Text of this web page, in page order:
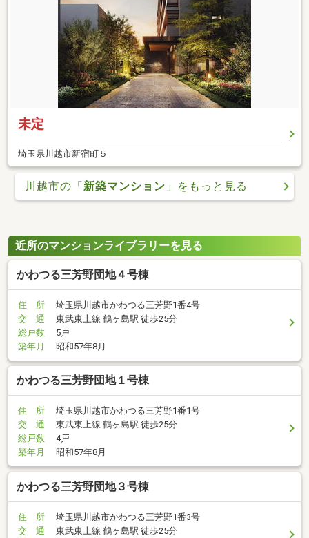
未定
埼玉県川越市新宿町５
川越市の「新築マンション 」をもっと見る
近所のマンションライブラリーを見る
かわつる三芳野団地４号棟
住 所
埼玉県川越市かわつる三芳野1番4号
交 通
東武東上線 鶴ヶ島駅 徒歩25分
総戸数
5戸
築年月
昭和57年8月
かわつる三芳野団地１号棟
住 所
埼玉県川越市かわつる三芳野1番1号
交 通
東武東上線 鶴ヶ島駅 徒歩25分
総戸数
4戸
築年月
昭和57年8月
かわつる三芳野団地３号棟
住 所
埼玉県川越市かわつる三芳野1番3号
交 通
東武東上線 鶴ヶ島駅 徒歩25分